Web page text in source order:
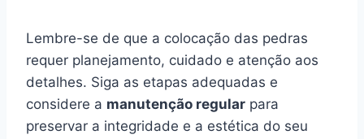
Lembre-se de que a colocação das pedras
requer planejamento, cuidado e atenção aos
detalhes. Siga as etapas adequadas e
considere a manutenção regular para
preservar a integridade e a estética do seu